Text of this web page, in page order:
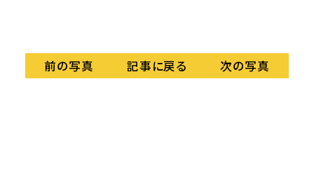
前の写真 記事に戻る 次の写真